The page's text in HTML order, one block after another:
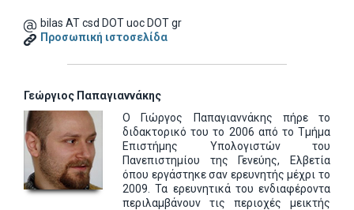
bilas AT csd DOT uoc DOT gr
Προσωπική ιστοσελίδα
Γεώργιος Παπαγιαννάκης
Ο Γιώργος Παπαγιαννάκης πήρε το
διδακτορικό του το 2006 από το Τμήμα
Επιστήμης Υπολογιστών του
Πανεπιστημίου της Γενεύης, Ελβετία
όπου εργάστηκε σαν ερευνητής μέχρι το
2009. Τα ερευνητικά του ενδιαφέροντα
περιλαμβάνουν τις περιοχές μεικτής